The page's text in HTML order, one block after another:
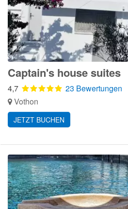
Captain's house suites
4,7
23 Bewertungen
Vothon
JETZT BUCHEN